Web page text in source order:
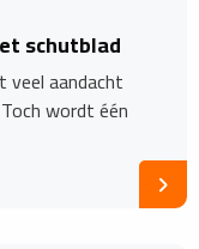
schutblad
veel aandacht
wordt één